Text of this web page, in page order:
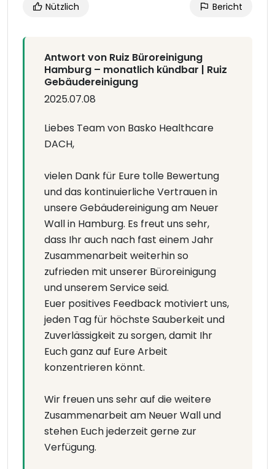
Nützlich Bericht
Antwort von Ruiz Büroreinigung
Hamburg – monatlich kündbar | Ruiz
Gebäudereinigung
2025.07.08
Liebes Team von Basko Healthcare
DACH,
vielen Dank für Eure tolle Bewertung
und das kontinuierliche Vertrauen in
unsere Gebäudereinigung am Neuer
Wall in Hamburg. Es freut uns sehr,
dass Ihr auch nach fast einem Jahr
Zusammenarbeit weiterhin so
zufrieden mit unserer Büroreinigung
und unserem Service seid.
Euer positives Feedback motiviert uns,
jeden Tag für höchste Sauberkeit und
Zuverlässigkeit zu sorgen, damit Ihr
Euch ganz auf Eure Arbeit
konzentrieren könnt.
Wir freuen uns sehr auf die weitere
Zusammenarbeit am Neuer Wall und
stehen Euch jederzeit gerne zur
Verfügung.